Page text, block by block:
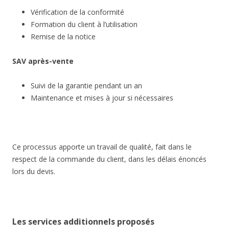
Vérification de la conformité
Formation du client à l’utilisation
Remise de la notice
SAV après-vente
Suivi de la garantie pendant un an
Maintenance et mises à jour si nécessaires
Ce processus apporte un travail de qualité, fait dans le
respect de la commande du client, dans les délais énoncés
lors du devis.
Les services additionnels proposés